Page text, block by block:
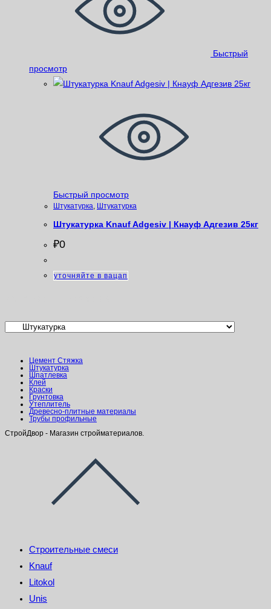
Быстрый
просмотр
Быстрый просмотр
Штукатурка, Штукатурка
Штукатурка Knauf Adgesiv | Кнауф Адгезив 25кг
₽0
уточняйте в вацап
Цемент Стяжка
Штукатурка
Шпатлевка
Клей
Краски
Грунтовка
Утеплитель
Древесно-плитные материалы
Трубы профильные
СтройДвор - Магазин стройматериалов.
Строительные смеси
Knauf
Litokol
Unis